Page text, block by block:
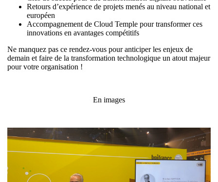
Retours d’expérience de projets menés au niveau national et
européen
Accompagnement de Cloud Temple pour transformer ces
innovations en avantages compétitifs
Ne manquez pas ce rendez-vous pour anticiper les enjeux de
demain et faire de la transformation technologique un atout majeur
pour votre organisation !
En images